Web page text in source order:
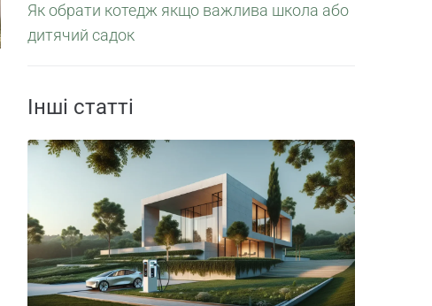
Як обрати котедж якщо важлива школа або
дитячий садок
Інші статті